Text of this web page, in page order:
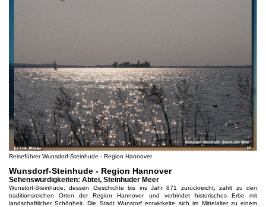
Reiseführer Wunsdorf-Steinhude - Region Hannover
Wunsdorf-Steinhude - Region Hannover
Sehenswürdigkeiten: Abtei, Steinhuder Meer
Wunstorf-Steinhude, dessen Geschichte bis ins Jahr 871 zurückreicht, zählt zu den
traditionsreichen Orten der Region Hannover und verbindet historisches Erbe mit
landschaftlicher Schönheit. Die Stadt Wunstorf entwickelte sich im Mittelalter zu einem